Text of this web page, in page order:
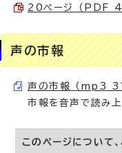
20ページ （PDF
声の市報
声の市報 （mp3
市報を音声で読み上
このページについて